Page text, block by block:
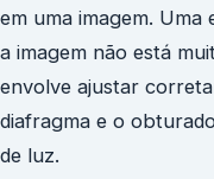
em uma imagem.
a imagem não está
envolve ajustar
diafragma e o
de luz.